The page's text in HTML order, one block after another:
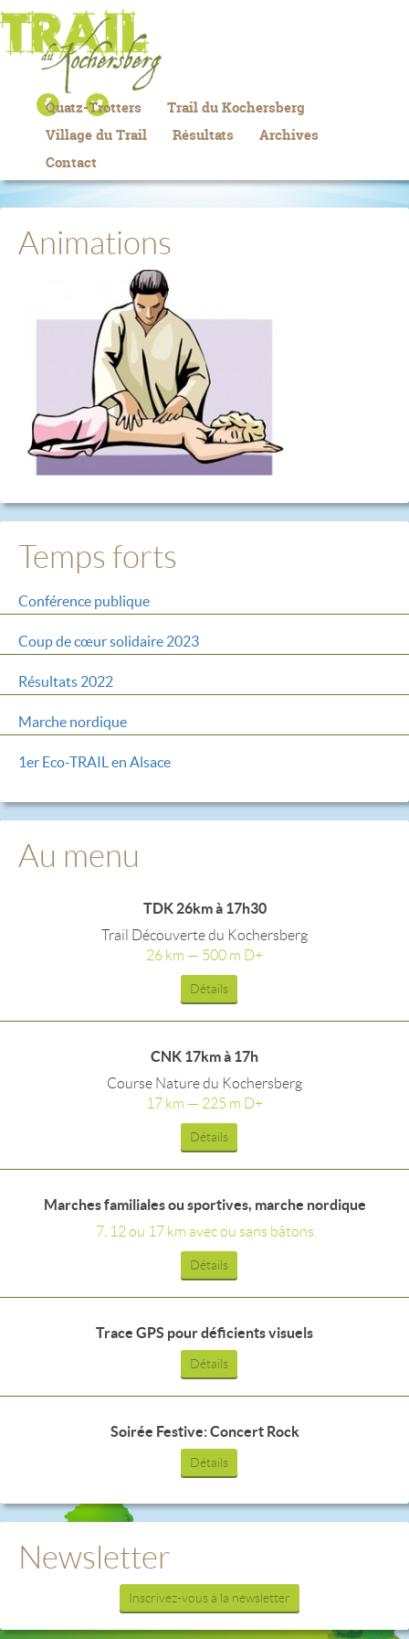
Quatz-Trotters
Trail du Kochersberg
Village du Trail
Résultats
Archives
Contact
Animations
Temps forts
Conférence publique
Coup de cœur solidaire 2023
Résultats 2022
Marche nordique
1er Eco-TRAIL en Alsace
Au menu
TDK 26km à 17h30
Trail Découverte du Kochersberg
26 km — 500 m D+
Détails
CNK 17km à 17h
Course Nature du Kochersberg
17 km — 225 m D+
Détails
Marches familiales ou sportives, marche nordique
7, 12 ou 17 km avec ou sans bâtons
Détails
Trace GPS pour déficients visuels
Détails
Soirée Festive: Concert Rock
Détails
Newsletter
Inscrivez-vous à la newsletter